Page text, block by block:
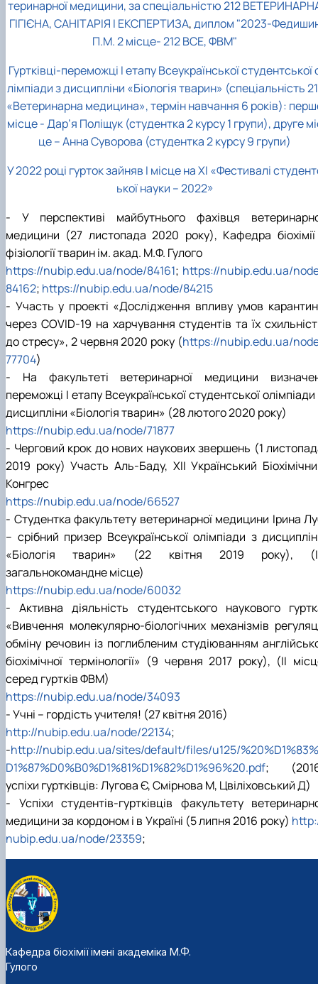
теринарної медицини, за спеціальністю 212
ГІГІЄНА, САНІТАРІЯ І ЕКСПЕРТИЗА,диплом "2023-
П.М. 2 місце- 212 ВСЕ, ФВМ"
Гуртківці-переможці І етапу Всеукраїнської студентської
лімпіади з дисципліни «Біологія тварин» (спеціальність
«Ветеринарна медицина», термін навчання 6 років):
місце - Дар’я Поліщук (студентка 2 курсу 1 групи), друге
це – Анна Суворова (студентка 2 курсу 9 групи)
У 2022 році гурток зайняв І місце на ХІ «Фестивалі
ької науки – 2022»
- У перспективі майбутнього фахівця
медицини (27 листопада 2020 року), Кафедра біохімії
фізіології тварин ім. акад. М.Ф. Гулого
https://nubip.edu.ua/node/84161; https://nubip.edu.ua/
84162; https://nubip.edu.ua/node/84215
- Участь у проекті «Дослідження впливу умов
через COVID-19 на харчування студентів та їх
до стресу», 2 червня 2020 року (https://nubip.edu.ua/
77704)
- На факультеті ветеринарної медицини
переможці І етапу Всеукраїнської студентської олімпіади
дисципліни «Біологія тварин» (28 лютого 2020 року)
https://nubip.edu.ua/node/71877
- Черговий крок до нових наукових звершень (1
2019 року) Участь Аль-Баду, ХІІ Український
Конгрес
https://nubip.edu.ua/node/66527
- Студентка факультету ветеринарної медицини Ірина
– срібний призер Всеукраїнської олімпіади з
«Біологія тварин» (22 квітня 2019 року),
загальнокомандне місце)
https://nubip.edu.ua/node/60032
- Активна діяльність студентського наукового
«Вивчення молекулярно-біологічних механізмів
обміну речовин із поглибленим студіюванням
біохімічної термінології» (9 червня 2017 року), (ІІ
серед гуртків ФВМ)
https://nubip.edu.ua/node/34093
- Учні – гордість учителя! (27 квітня 2016)
http://nubip.edu.ua/node/22134;
-http://nubip.edu.ua/sites/default/files/u125/%20%D1%83%
D1%87%D0%B0%D1%81%D1%82%D1%96%20.pdf;
успіхи гуртківців: Лугова Є, Смірнова М, Цвіліховський Д)
- Успіхи студентів-гуртківців факультету
медицини за кордоном і в Україні (5 липня 2016 року)
nubip.edu.ua/node/23359;
Кафедра біохімії імені академіка М.Ф.
Гулого